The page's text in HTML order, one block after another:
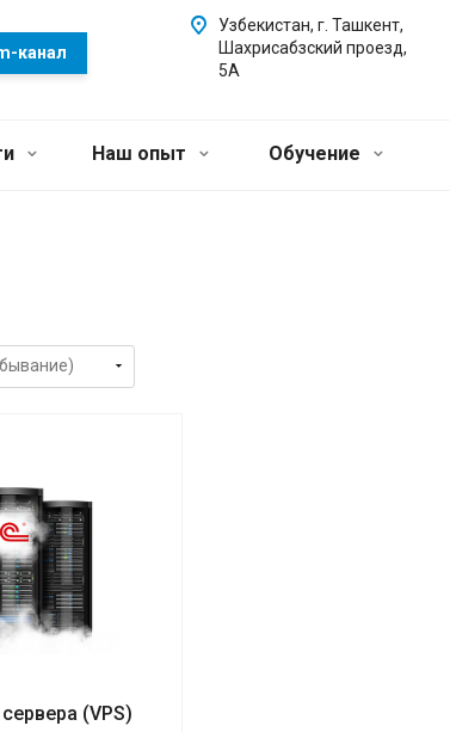
канал
Узбекистан, г. Ташкент,
Шахрисабзский проезд,
5А
Наш опыт Обучение
(VPS)